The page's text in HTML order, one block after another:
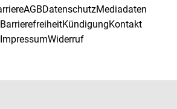
AGBDatenschutzMediadaten
KündigungKontakt
ImpressumWiderruf